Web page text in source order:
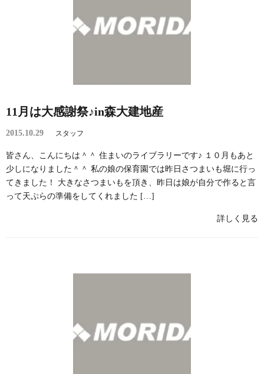
11月は大感謝祭♪in森大建地産
2015.10.29 スタッフ
皆さん、こんにちは＾＾ 住まいのライブラリーです♪ １０月もあと
少しになりました＾＾ 私の娘の保育園では昨日さつまいも堀に行っ
てきました！ 大きなさつまいもを頂き、昨日は娘が自分で作ると言
って天ぷらの準備をしてくれました […]
詳しく見る